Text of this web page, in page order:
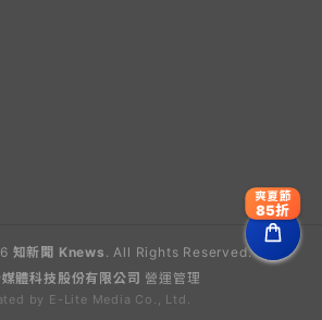
知新聞 Knews . All Rights Reserved.
體科技股份有限公司 營運管理
by E-Lite Media Co., Ltd.
爽夏節
85折